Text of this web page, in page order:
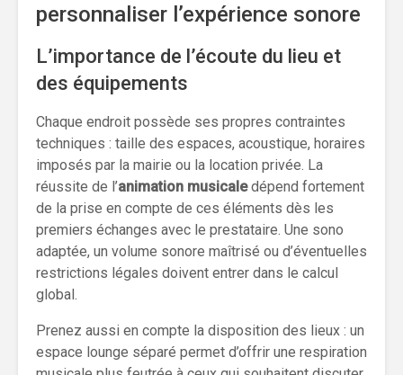
personnaliser l’expérience sonore
L’importance de l’écoute du lieu et
des équipements
Chaque endroit possède ses propres contraintes
techniques : taille des espaces, acoustique, horaires
imposés par la mairie ou la location privée. La
réussite de l’animation musicaledépend fortement
de la prise en compte de ces éléments dès les
premiers échanges avec le prestataire. Une sono
adaptée, un volume sonore maîtrisé ou d’éventuelles
restrictions légales doivent entrer dans le calcul
global.
Prenez aussi en compte la disposition des lieux : un
espace lounge séparé permet d’offrir une respiration